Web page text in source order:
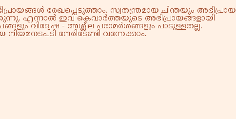
രേഖപ്പെടുത്താം. സ്വതന്ത്രമായ ചിന്തയും അഭിപ്രായ
എന്നാൽ ഇവ കെവാർത്തയുടെ അഭിപ്രായങ്ങളായി
വിദ്വേഷ - അശ്ലീല പരാമർശങ്ങളും പാടുള്ളതല്ല.
നേരിടേണ്ടി വന്നേക്കാം.